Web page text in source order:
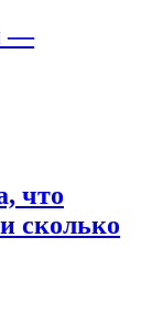
—
что
сколько